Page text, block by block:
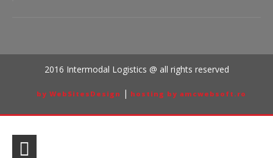
2016 Intermodal Logistics @ all rights reserved
by WebSitesDesign | hosting by amcwebsoft.ro